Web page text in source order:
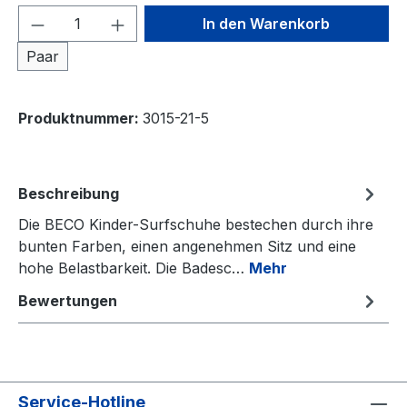
Produkt Anzahl: Gib den
Paar
In den Warenkorb
Produktnummer: 3015-21-5
Beschreibung
Die BECO Kinder-Surfschuhe bestechen durch ihre
bunten Farben, einen angenehmen Sitz und eine
hohe Belastbarkeit. Die Badesc… Mehr
Bewertungen
Service-Hotline